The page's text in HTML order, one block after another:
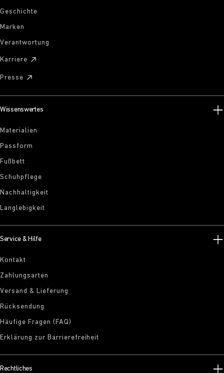
Geschichte
Marken
Verantwortung
Karriere
Presse
Wissenswertes
Materialien
Passform
Fußbett
Schuhpflege
Nachhaltigkeit
Langlebigkeit
Service & Hilfe
Kontakt
Zahlungsarten
Versand & Lieferung
Rücksendung
Häufige Fragen (FAQ)
Erklärung zur Barrierefreiheit
Rechtliches